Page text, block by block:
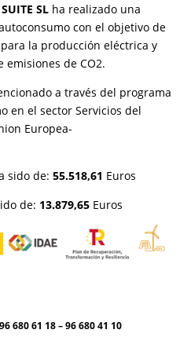
SL ha realizado una
con el objetivo de
la producción eléctrica y
de CO2.
a través del programa
en el sector Servicios del
Europea-
sido de:55.518,61 Euros
de: 13.879,65 Euros
680 61 18 – 96 680 41 10